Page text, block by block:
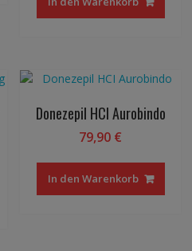
Donezepil HCI Aurobindo
79,90 €
In den Warenkorb